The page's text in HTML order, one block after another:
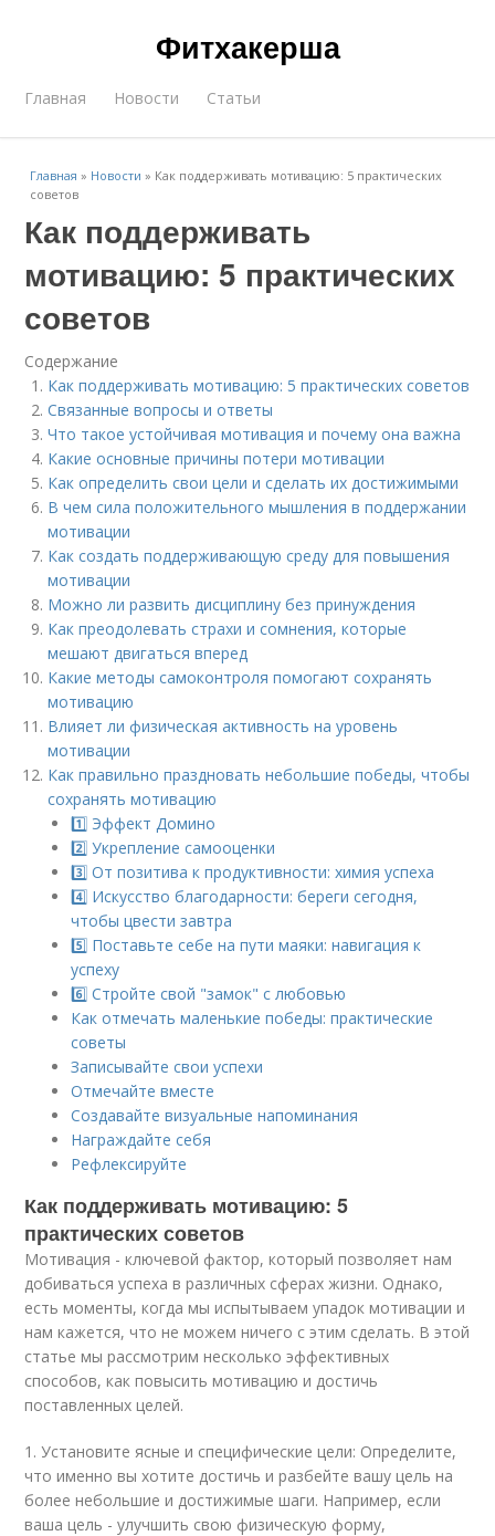
Фитхакерша
Главная Новости Статьи
Главная » Новости » Как поддерживать мотивацию: 5 практических
советов
Как поддерживать
мотивацию: 5 практических
советов
Содержание
Как поддерживать мотивацию: 5 практических советов
Связанные вопросы и ответы
Что такое устойчивая мотивация и почему она важна
Какие основные причины потери мотивации
Как определить свои цели и сделать их достижимыми
В чем сила положительного мышления в поддержании
мотивации
Как создать поддерживающую среду для повышения
мотивации
Можно ли развить дисциплину без принуждения
Как преодолевать страхи и сомнения, которые
мешают двигаться вперед
Какие методы самоконтроля помогают сохранять
мотивацию
Влияет ли физическая активность на уровень
мотивации
Как правильно праздновать небольшие победы, чтобы
сохранять мотивацию
1️⃣ Эффект Домино
2️⃣ Укрепление самооценки
3️⃣ От позитива к продуктивности: химия успеха
4️⃣ Искусство благодарности: береги сегодня,
чтобы цвести завтра
5️⃣ Поставьте себе на пути маяки: навигация к
успеху
6️⃣ Стройте свой "замок" с любовью
Как отмечать маленькие победы: практические
советы
Записывайте свои успехи
Отмечайте вместе
Создавайте визуальные напоминания
Награждайте себя
Рефлексируйте
Как поддерживать мотивацию: 5
практических советов
Мотивация - ключевой фактор, который позволяет нам
добиваться успеха в различных сферах жизни. Однако,
есть моменты, когда мы испытываем упадок мотивации и
нам кажется, что не можем ничего с этим сделать. В этой
статье мы рассмотрим несколько эффективных
способов, как повысить мотивацию и достичь
поставленных целей.
1. Установите ясные и специфические цели: Определите,
что именно вы хотите достичь и разбейте вашу цель на
более небольшие и достижимые шаги. Например, если
ваша цель - улучшить свою физическую форму,